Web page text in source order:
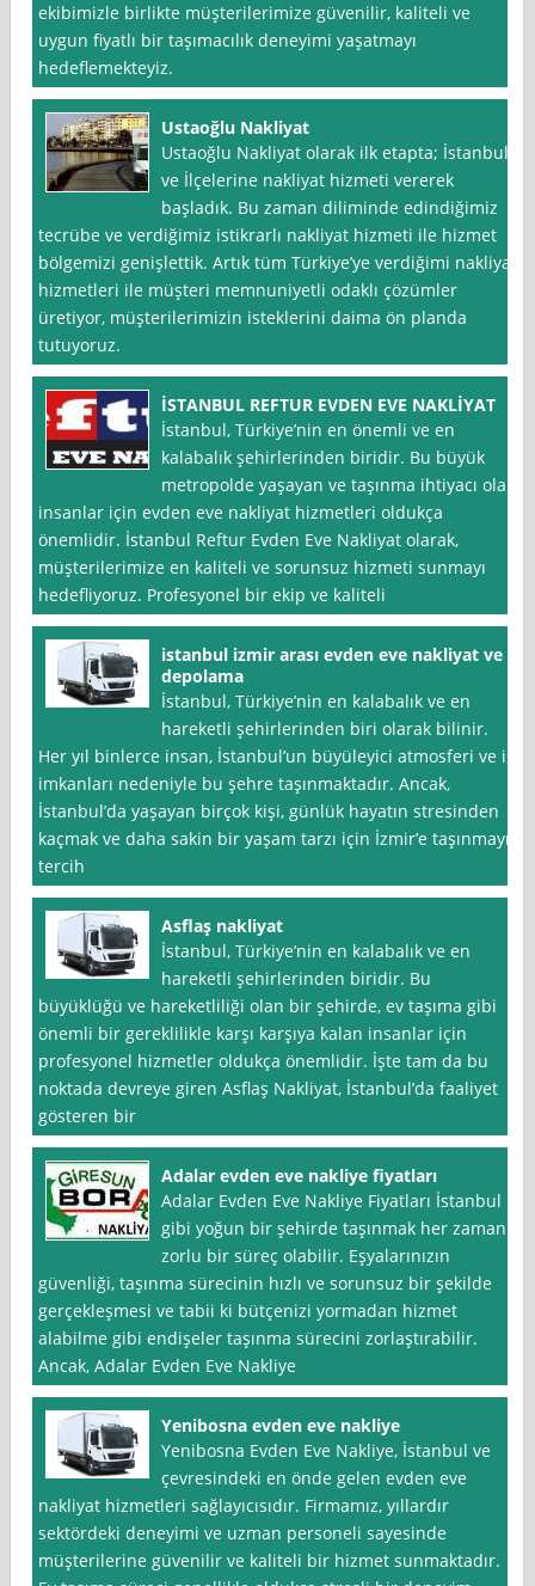
ekibimizle birlikte müşterilerimize güvenilir, kaliteli ve
uygun fiyatlı bir taşımacılık deneyimi yaşatmayı
hedeflemekteyiz.
Ustaoğlu Nakliyat
Ustaoğlu Nakliyat olarak ilk etapta; İstanbul
ve İlçelerine nakliyat hizmeti vererek
başladık. Bu zaman diliminde edindiğimiz
tecrübe ve verdiğimiz istikrarlı nakliyat hizmeti ile hizmet
bölgemizi genişlettik. Artık tüm Türkiye’ye verdiğimi nakliyat
hizmetleri ile müşteri memnuniyetli odaklı çözümler
üretiyor, müşterilerimizin isteklerini daima ön planda
tutuyoruz.
İSTANBUL REFTUR EVDEN EVE NAKLİYAT
İstanbul, Türkiye’nin en önemli ve en
kalabalık şehirlerinden biridir. Bu büyük
metropolde yaşayan ve taşınma ihtiyacı olan
insanlar için evden eve nakliyat hizmetleri oldukça
önemlidir. İstanbul Reftur Evden Eve Nakliyat olarak,
müşterilerimize en kaliteli ve sorunsuz hizmeti sunmayı
hedefliyoruz. Profesyonel bir ekip ve kaliteli
istanbul izmir arası evden eve nakliyat ve
depolama
İstanbul, Türkiye’nin en kalabalık ve en
hareketli şehirlerinden biri olarak bilinir.
Her yıl binlerce insan, İstanbul’un büyüleyici atmosferi ve iş
imkanları nedeniyle bu şehre taşınmaktadır. Ancak,
İstanbul’da yaşayan birçok kişi, günlük hayatın stresinden
kaçmak ve daha sakin bir yaşam tarzı için İzmir’e taşınmayı
tercih
Asflaş nakliyat
İstanbul, Türkiye’nin en kalabalık ve en
hareketli şehirlerinden biridir. Bu
büyüklüğü ve hareketliliği olan bir şehirde, ev taşıma gibi
önemli bir gereklilikle karşı karşıya kalan insanlar için
profesyonel hizmetler oldukça önemlidir. İşte tam da bu
noktada devreye giren Asflaş Nakliyat, İstanbul’da faaliyet
gösteren bir
Adalar evden eve nakliye fiyatları
Adalar Evden Eve Nakliye Fiyatları İstanbul
gibi yoğun bir şehirde taşınmak her zaman
zorlu bir süreç olabilir. Eşyalarınızın
güvenliği, taşınma sürecinin hızlı ve sorunsuz bir şekilde
gerçekleşmesi ve tabii ki bütçenizi yormadan hizmet
alabilme gibi endişeler taşınma sürecini zorlaştırabilir.
Ancak, Adalar Evden Eve Nakliye
Yenibosna evden eve nakliye
Yenibosna Evden Eve Nakliye, İstanbul ve
çevresindeki en önde gelen evden eve
nakliyat hizmetleri sağlayıcısıdır. Firmamız, yıllardır
sektördeki deneyimi ve uzman personeli sayesinde
müşterilerine güvenilir ve kaliteli bir hizmet sunmaktadır.